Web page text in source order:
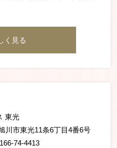
く見る
東光
川市東光11条6丁目4番6号
74-4413